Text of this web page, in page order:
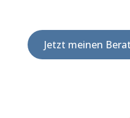
Jetzt meinen